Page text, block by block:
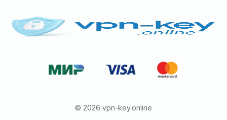
© 2026 vpn-key.online